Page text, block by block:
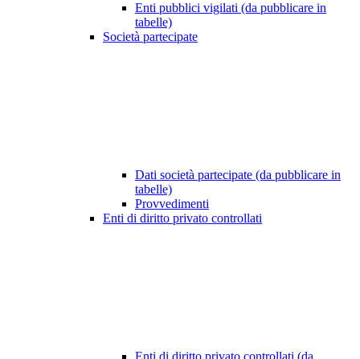
Enti pubblici vigilati (da pubblicare in
tabelle)
Società partecipate
Dati società partecipate (da pubblicare in
tabelle)
Provvedimenti
Enti di diritto privato controllati